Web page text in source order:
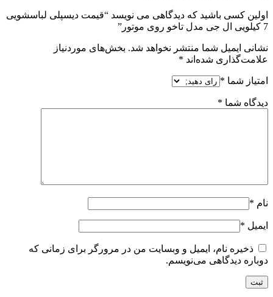
اولین کسی باشید که دیدگاهی می نویسد “قیمت دیسپلی لباسشویی
7 کیلویی ال جی مدل تاخو روی موتور”
نشانی ایمیل شما منتشر نخواهد شد. بخش‌های موردنیاز
علامت‌گذاری شده‌اند *
امتیاز شما *
دیدگاه شما *
نام *
ایمیل *
ذخیره نام، ایمیل و وبسایت من در مرورگر برای زمانی که
دوباره دیدگاهی می‌نویسم.